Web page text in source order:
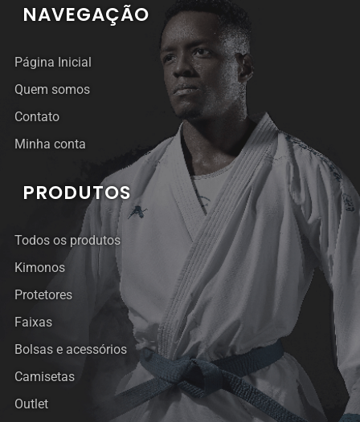
NAVEGAÇÃO
Página Inicial
Quem somos
Contato
Minha conta
PRODUTOS
Todos os produtos
Kimonos
Protetores
Faixas
Bolsas e acessórios
Camisetas
Outlet